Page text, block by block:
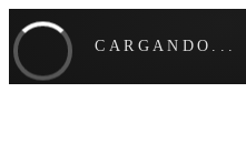
CARGANDO...